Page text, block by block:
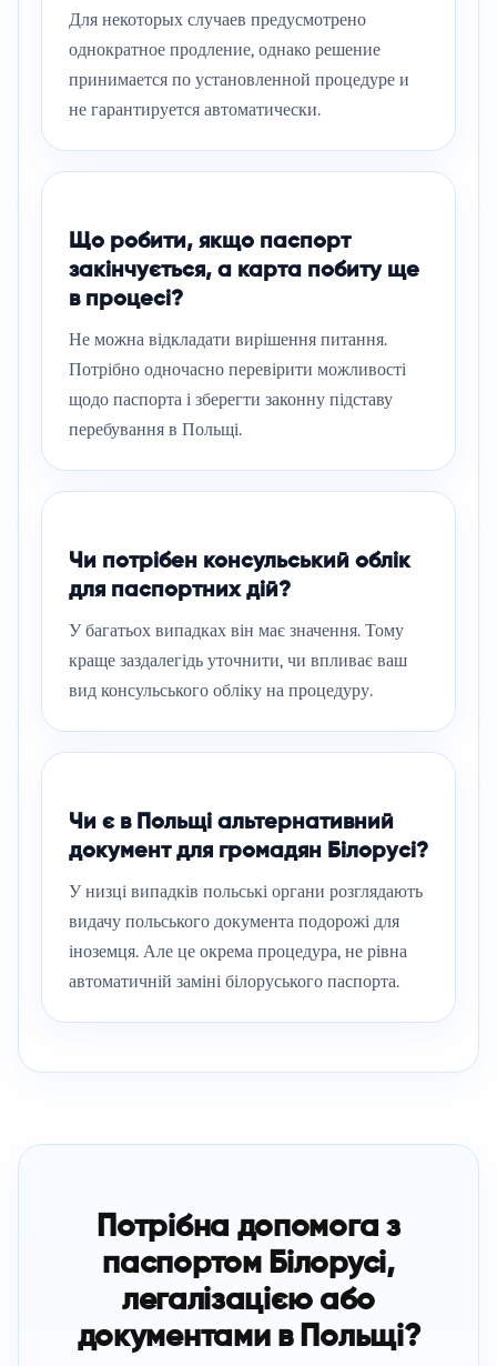
Для некоторых случаев предусмотрено
однократное продление, однако решение
принимается по установленной процедуре и
не гарантируется автоматически.
Що робити, якщо паспорт
закінчується, а карта побиту ще
в процесі?
Не можна відкладати вирішення питання.
Потрібно одночасно перевірити можливості
щодо паспорта і зберегти законну підставу
перебування в Польщі.
Чи потрібен консульський облік
для паспортних дій?
У багатьох випадках він має значення. Тому
краще заздалегідь уточнити, чи впливає ваш
вид консульського обліку на процедуру.
Чи є в Польщі альтернативний
документ для громадян Білорусі?
У низці випадків польські органи розглядають
видачу польського документа подорожі для
іноземця. Але це окрема процедура, не рівна
автоматичній заміні білоруського паспорта.
Потрібна допомога з
паспортом Білорусі,
легалізацією або
документами в Польщі?